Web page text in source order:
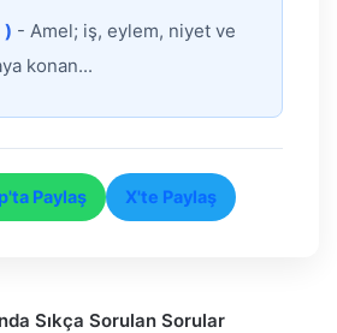
) - Amel; iş, eylem, niyet ve
konan...
Paylaş X'te Paylaş
Sıkça Sorulan Sorular